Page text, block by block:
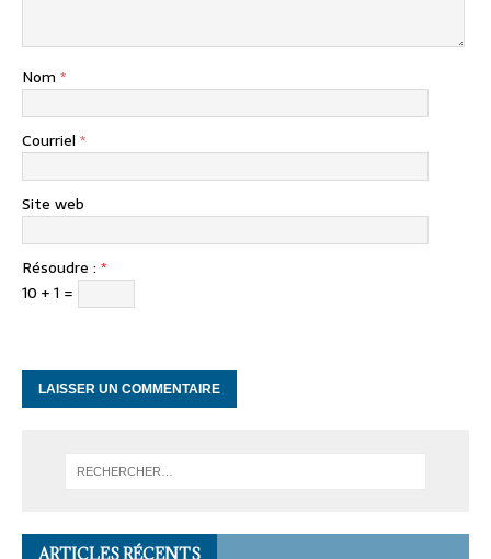
Nom *
Courriel *
Site web
Résoudre : *
10 + 1 =
ARTICLES RÉCENTS